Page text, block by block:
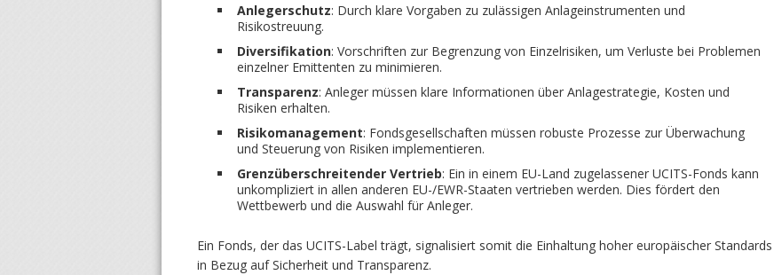
Anlegerschutz: Durch klare Vorgaben zu zulässigen Anlageinstrumenten und
Risikostreuung.
Diversifikation: Vorschriften zur Begrenzung von Einzelrisiken, um Verluste bei Problemen
einzelner Emittenten zu minimieren.
Transparenz: Anleger müssen klare Informationen über Anlagestrategie, Kosten und
Risiken erhalten.
Risikomanagement: Fondsgesellschaften müssen robuste Prozesse zur Überwachung
und Steuerung von Risiken implementieren.
Grenzüberschreitender Vertrieb: Ein in einem EU-Land zugelassener UCITS-Fonds kann
unkompliziert in allen anderen EU-/EWR-Staaten vertrieben werden. Dies fördert den
Wettbewerb und die Auswahl für Anleger.
Ein Fonds, der das UCITS-Label trägt, signalisiert somit die Einhaltung hoher europäischer Standards
in Bezug auf Sicherheit und Transparenz.